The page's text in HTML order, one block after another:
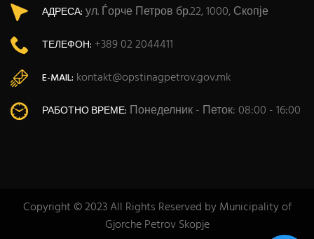
АДРЕСА: ул. Ѓорче Петров бр.22, 1000, Скопје
ТЕЛЕФОН: +389 02 2044411
E-MAIL: kontakt@opstinagpetrov.gov.mk
РАБОТНО ВРЕМЕ: Понеделник - Петок: 08:00 - 16:00
Copyright © 2023 All Rights Reserved by Municipality of
Gjorche Petrov Skopje